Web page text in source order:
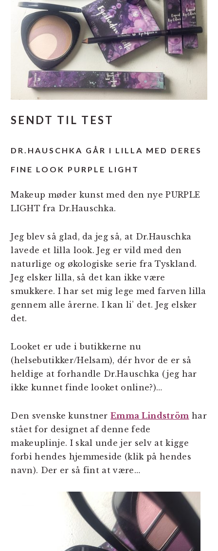
SENDT TIL TEST
DR.HAUSCHKA GÅR I LILLA MED DERES
FINE LOOK PURPLE LIGHT
Makeup møder kunst med den nye PURPLE
LIGHT fra Dr.Hauschka.
Jeg blev så glad, da jeg så, at Dr.Hauschka
lavede et lilla look. Jeg er vild med den
naturlige og økologiske serie fra Tyskland.
Jeg elsker lilla, så det kan ikke være
smukkere. I har set mig lege med farven lilla
gennem alle årerne. I kan li’ det. Jeg elsker
det.
Looket er ude i butikkerne nu
(helsebutikker/Helsam), dér hvor de er så
heldige at forhandle Dr.Hauschka (jeg har
ikke kunnet finde looket online?)…
Den svenske kunstnerEmma Lindström har
stået for designet af denne fede
makeuplinje. I skal unde jer selv at kigge
forbi hendes hjemmeside (klik på hendes
navn). Der er så fint at være…